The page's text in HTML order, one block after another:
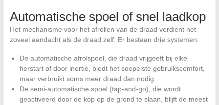
Automatische spoel of snel laadkop
Het mechanisme voor het afrollen van de draad verdient net
zoveel aandacht als de draad zelf. Er bestaan drie systemen:
De automatische afrolspoel, die draad vrijgeeft bij elke
herstart of door inertie, biedt het soepelste gebruikscomfort,
maar verbruikt soms meer draad dan nodig.
De semi-automatische spoel (tap-and-go), die wordt
geactiveerd door de kop op de grond te slaan, blijft de meest